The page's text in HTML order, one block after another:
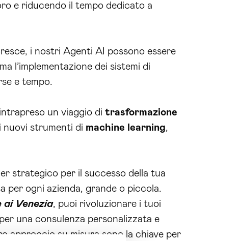
e riducendo il tempo dedicato a
i nostri Agenti AI possono essere
l’implementazione dei sistemi di
e tempo.
un viaggio di trasformazione
nuovi strumenti di machine learning,
strategico per il successo della tua
per ogni azienda, grande o piccola.
ai Venezia, puoi rivoluzionare i tuoi
una consulenza personalizzata e
approccio su misura sono la chiave per